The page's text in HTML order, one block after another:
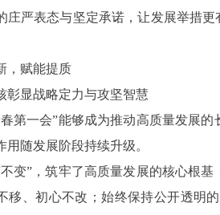
庄严表态与坚定承诺，让发展举措
，赋能提质
彰显战略定力与攻坚智慧
第一会”能够成为推动高质量发展
用随发展阶段持续升级。
不变”，筑牢了高质量发展的核心根
移、初心不改；始终保持公开透明